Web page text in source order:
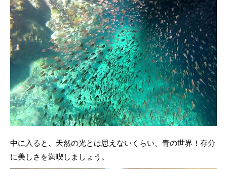
中に入ると、天然の光とは思えないくらい、青の世界！存分
に美しさを満喫しましょう。